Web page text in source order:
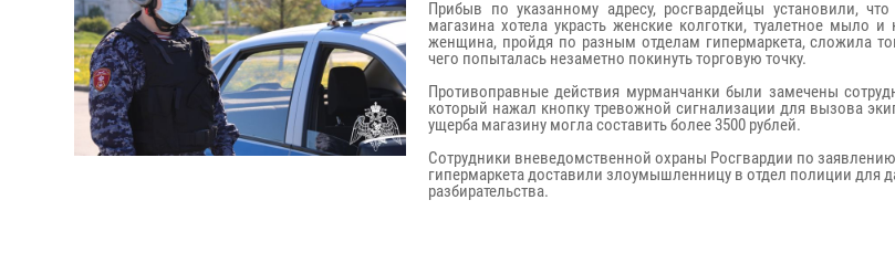
Прибыв по указанному адресу, росгвардейцы установили,
магазина хотела украсть женские колготки, туалетное мыло
женщина, пройдя по разным отделам гипермаркета, сложила
чего попыталась незаметно покинуть торговую точку.
Противоправные действия мурманчанки были замечены
который нажал кнопку тревожной сигнализации для вызова
ущерба магазину могла составить более 3500 рублей.
Сотрудники вневедомственной охраны Росгвардии по
гипермаркета доставили злоумышленницу в отдел полиции для
разбирательства.